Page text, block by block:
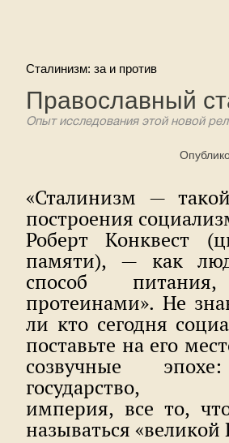
Сталинизм: за и против
Православный
Опыт исследования этой новой
«Сталинизм —
построения
Роберт Конквест
памяти), — как
способ
протеинами». Не
ли кто сегодня
поставьте на его
созвучные
государство,
империя, все то,
называться «великой